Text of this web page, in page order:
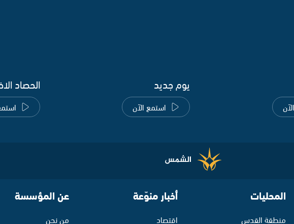
يوم جديد
استمع الآن
الحصاد
المحليات
منطقة القدس
أخبار منوّعة
اقتصاد
عن المؤسسة
من نحن